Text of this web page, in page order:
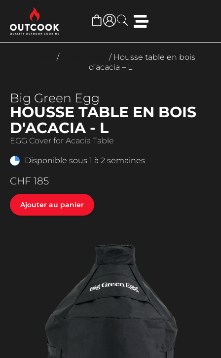
/
/ Housse table en bois
d’acacia – L
Big Green Egg
HOUSSE TABLE EN BOIS
D'ACACIA - L
EGG Cover for Acacia Table
Disponible sous 1 à 2 semaines
CHF 185
Ajouter au panier